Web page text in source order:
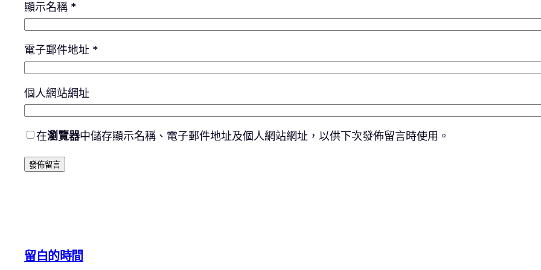
顯示名稱 *
電子郵件地址 *
個人網站網址
在瀏覽器中儲存顯示名稱、電子郵件地址及個人網站網址，以供下次發佈留言時使用。
留白的時間